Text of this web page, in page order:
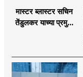
मास्टर ब्लास्टर सचिन
तेंडुलकर याच्या प्रमुख
लोगोचे अनावरण